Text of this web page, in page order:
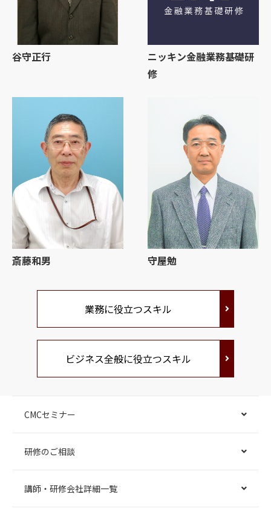
谷守正行
ニッキン金融業務基礎研
修
斎藤和男 守屋勉
業務に役立つスキル
ビジネス全般に役立つスキル
CMCセミナー
研修のご相談
講師・研修会社詳細一覧